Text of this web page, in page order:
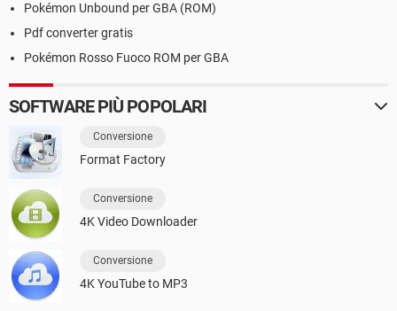
Pokémon Unbound per GBA (ROM)
Pdf converter gratis
Pokémon Rosso Fuoco ROM per GBA
SOFTWARE PIÙ POPOLARI
Conversione
Format Factory
Conversione
4K Video Downloader
Conversione
4K YouTube to MP3